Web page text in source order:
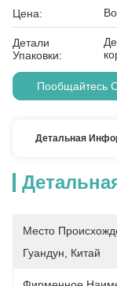
Цена:
Детали
Упаковки:
Пообщайтесь
Детальная
Место
Гуандун, Китай